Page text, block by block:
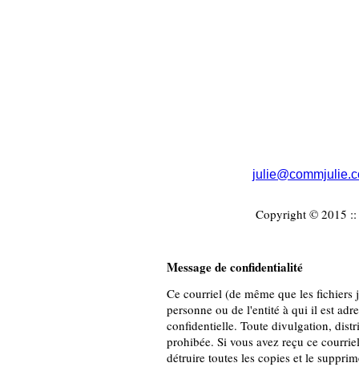
Copyright © 2015 ::
Message de confidentialité
Ce courriel (de même que les fichiers
personne ou de l'entité à qui il est
confidentielle. Toute divulgation,
prohibée. Si vous avez reçu ce
détruire toutes les copies et le